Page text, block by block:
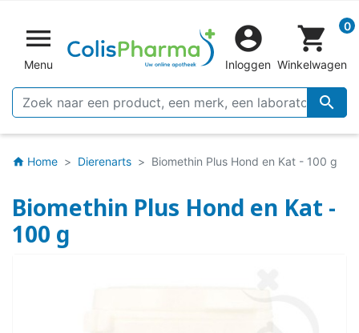

Menu


Inloggen
shopping_cart 0
Winkelwagen
home Home Dierenarts Biomethin Plus Hond en Kat - 100 g
Biomethin Plus Hond en Kat -
100 g